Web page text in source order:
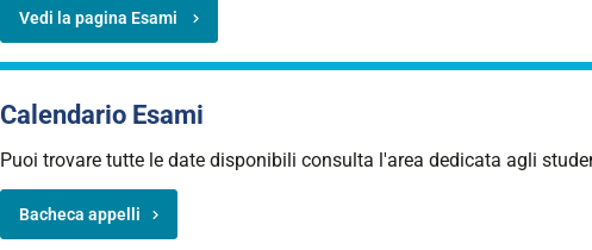
Vedi la pagina Esami
Calendario Esami
Puoi trovare tutte le date disponibili consulta l'area dedicata agli
Bacheca appelli